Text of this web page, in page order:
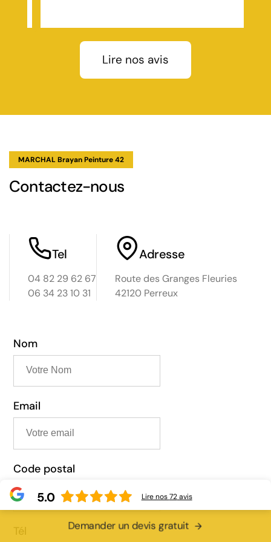
Lire nos avis
MARCHAL Brayan Peinture 42
Contactez-nous
Tel
04 82 29 62 67
06 34 23 10 31
Adresse
Route des Granges Fleuries
42120 Perreux
Nom
Email
Code postal
Tél Demander un devis gratuit
5.0 Lire nos72avis